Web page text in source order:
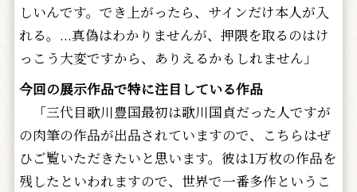
しいんです。でき上がったら、サインだけ本人が入
れる。...真偽はわかりませんが、押隈を取るのはけ
っこう大変ですから、ありえるかもしれません」
今回の展示作品で特に注目している作品
「三代目歌川豊国――最初は歌川国貞だった人ですが――
の肉筆の作品が出品されていますので、こちらはぜ
ひご覧いただきたいと思います。彼は1万枚の作品を
残したといわれますので、世界で一番多作というこ